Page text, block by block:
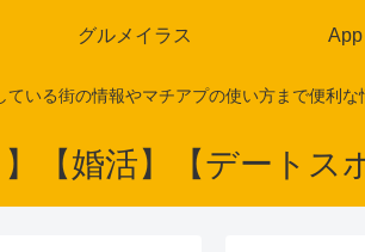
いる街の情報やマチアプの使い方まで便利な
グルメイラス App